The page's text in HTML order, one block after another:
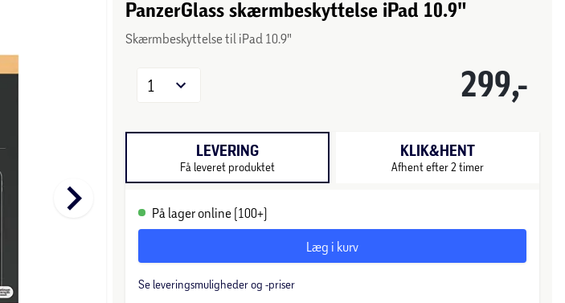
keyboard_arrow_right
PanzerGlass skærmbeskyttelse iPad 10.9"
Skærmbeskyttelse til iPad 10.9"
299,-
1
LEVERING
Få leveret produktet
KLIK&HENT
Afhent efter 2 timer
På lager online (100+)
Læg i kurv
Se leveringsmuligheder og -priser